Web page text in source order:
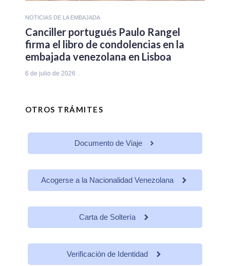
NOTICIAS DE LA EMBAJADA
Canciller portugués Paulo Rangel
firma el libro de condolencias en la
embajada venezolana en Lisboa
6 de julio de 2026
OTROS TRÁMITES
Documento de Viaje
Acogerse a la Nacionalidad Venezolana
Carta de Soltería
Verificación de Identidad